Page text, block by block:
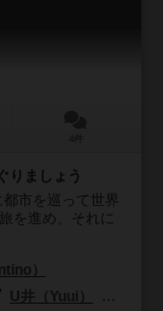
りましょう
市を巡って世界
を進め、それに
）
U井（Yuui）